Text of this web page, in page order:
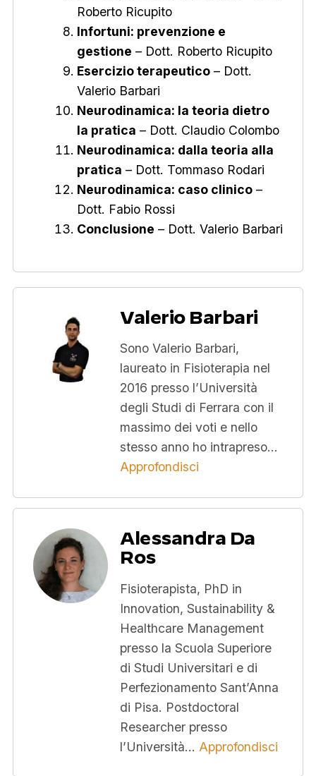
Roberto Ricupito
Infortuni: prevenzione e
gestione – Dott. Roberto Ricupito
Esercizio terapeutico – Dott.
Valerio Barbari
Neurodinamica: la teoria dietro
la pratica – Dott. Claudio Colombo
Neurodinamica: dalla teoria alla
pratica – Dott. Tommaso Rodari
Neurodinamica: caso clinico –
Dott. Fabio Rossi
Conclusione – Dott. Valerio Barbari
Valerio Barbari
Sono Valerio Barbari,
laureato in Fisioterapia nel
2016 presso l’Università
degli Studi di Ferrara con il
massimo dei voti e nello
stesso anno ho intrapreso…
Approfondisci
Alessandra Da
Ros
Fisioterapista, PhD in
Innovation, Sustainability &
Healthcare Management
presso la Scuola Superiore
di Studi Universitari e di
Perfezionamento Sant’Anna
di Pisa. Postdoctoral
Researcher presso
l’Università… Approfondisci